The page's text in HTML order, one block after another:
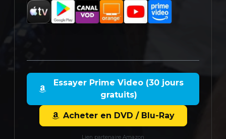
Essayer Prime Video (30 jours
gratuits)
Acheter en DVD / Blu-Ray
Lien partenaire Amazon